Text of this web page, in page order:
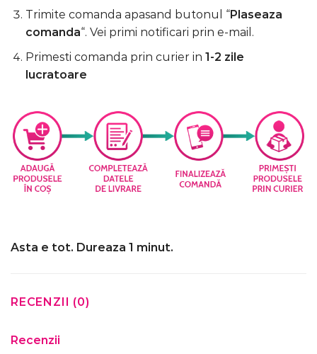
Trimite comanda apasand butonul “Plaseaza
comanda“. Vei primi notificari prin e-mail.
Primesti comanda prin curier in 1-2 zile
lucratoare
Asta e tot. Dureaza 1 minut.
RECENZII (0)
Recenzii